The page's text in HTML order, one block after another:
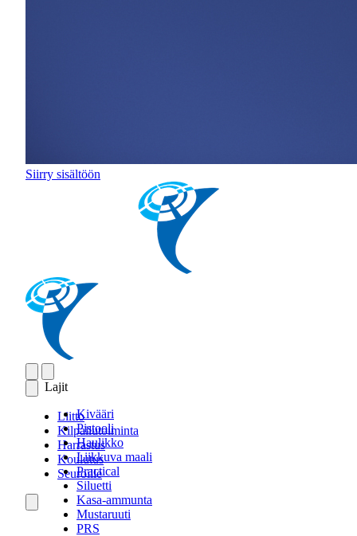
Siirry sisältöön
Lajit
Kivääri
Pistooli
Haulikko
Liikkuva maali
Practical
Siluetti
Kasa-ammunta
Mustaruuti
PRS
Liitto
Kilpailutoiminta
Harrastus
Koulutus
Seuroille